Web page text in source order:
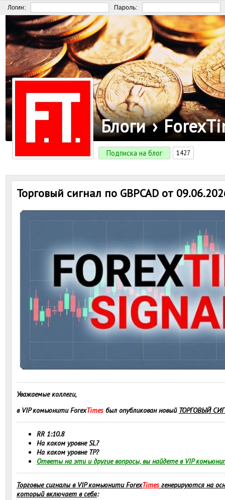
Логин: Пароль:
Блоги ›
Подписка на блог 1427
Торговый сигнал по GBPCAD от
Уважаемые коллеги,
в VIP комьюнити ForexTimes был опубликован новый ТОРГОВЫЙ
RR 1:10.8
На каком уровне SL?
На каком уровне TP?
Ответы на эти и другие вопросы, вы найдете в VIP
Торговые сигналы в VIP комьюнити ForexTimes генерируются на
который включает в себя: